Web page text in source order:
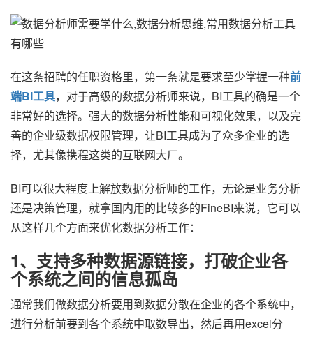
在这条招聘的任职资格里，第一条就是要求至少掌握一种前
端BI工具，对于高级的数据分析师来说，BI工具的确是一个
非常好的选择。强大的数据分析性能和可视化效果，以及完
善的企业级数据权限管理，让BI工具成为了众多企业的选
择，尤其像携程这类的互联网大厂。
BI可以很大程度上解放数据分析师的工作，无论是业务分析
还是决策管理，就拿国内用的比较多的FineBI来说，它可以
从这样几个方面来优化数据分析工作：
1、支持多种数据源链接，打破企业各
个系统之间的信息孤岛
通常我们做数据分析要用到数据分散在企业的各个系统中，
进行分析前要到各个系统中取数导出，然后再用excel分